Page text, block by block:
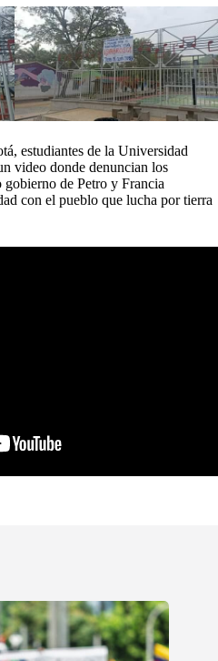
estudiantes de la Universidad
video donde denuncian los
de Petro y Francia
con el pueblo que lucha por tierra